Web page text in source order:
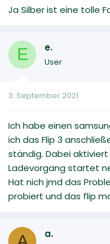
Ja Silber ist eine tolle
E e.
User
3. September 2021
Ich habe einen
ich das Flip 3
ständig. Dabei
Ladevorgang startet
Hat nich jmd das
probiert und das flip
a.